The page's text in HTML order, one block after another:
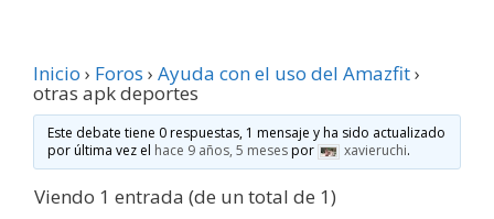
Inicio › Foros › Ayuda con el uso del Amazfit›
otras apk deportes
Este debate tiene 0 respuestas, 1 mensaje y ha sido actualizado
por última vez el hace 9 años, 5 mesespor xavieruchi.
Viendo 1 entrada (de un total de 1)